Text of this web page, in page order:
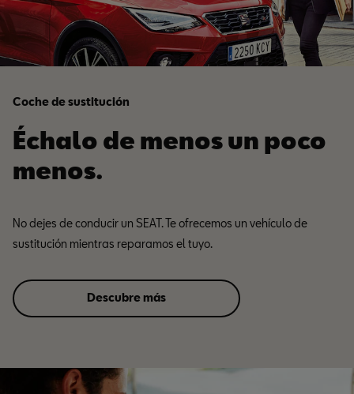
Coche de sustitución
Échalo de menos un poco
menos.
No dejes de conducir un SEAT. Te ofrecemos un vehículo de
sustitución mientras reparamos el tuyo.
Descubre más